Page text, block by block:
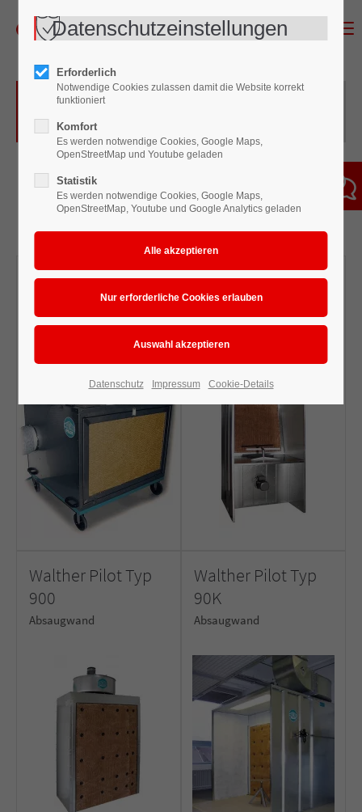
Farbnebelabsauganlagen -
Lackierzubehör
Walther Pilot Unit
Walther Pilot Typ
700
Spritzstand
Walther Pilot Typ
900
Absaugwand
Walther Pilot Typ
90K
Absaugwand
Datenschutzeinstellungen
Erforderlich
Notwendige Cookies zulassen damit die Website korrekt
funktioniert
Komfort
Es werden notwendige Cookies, Google Maps,
OpenStreetMap und Youtube geladen
Statistik
Es werden notwendige Cookies, Google Maps,
OpenStreetMap, Youtube und Google Analytics geladen
Datenschutz Impressum Cookie-Details